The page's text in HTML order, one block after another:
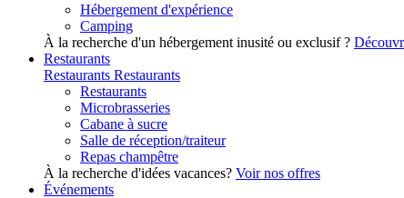
Hébergement d'expérience
Camping
À la recherche d'un hébergement inusité ou exclusif ?
Restaurants
Restaurants Restaurants
Restaurants
Microbrasseries
Cabane à sucre
Salle de réception/traiteur
Repas champêtre
À la recherche d'idées vacances? Voir nos offres
Événements